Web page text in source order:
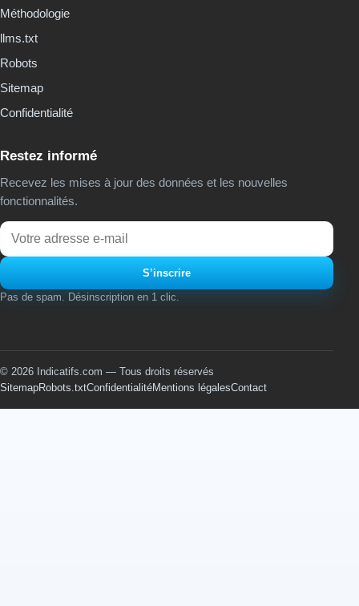
Méthodologie
llms.txt
Robots
Sitemap
Confidentialité
Restez informé
Recevez les mises à jour des données et les nouvelles
fonctionnalités.
Email
S’inscrire
Pas de spam. Désinscription en 1 clic.
© 2026 Indicatifs.com — Tous droits réservés
SitemapRobots.txtConfidentialitéMentions légalesContact